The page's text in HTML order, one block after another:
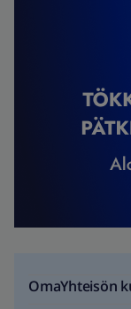
OmaYhteisön